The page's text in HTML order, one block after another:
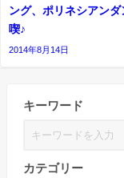
ング、ポリネシアンダ
喫♪
2014年8月14日
キーワード
カテゴリー